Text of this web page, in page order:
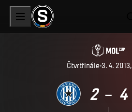
Čtvrtfinále 3. 4.
2 – 4